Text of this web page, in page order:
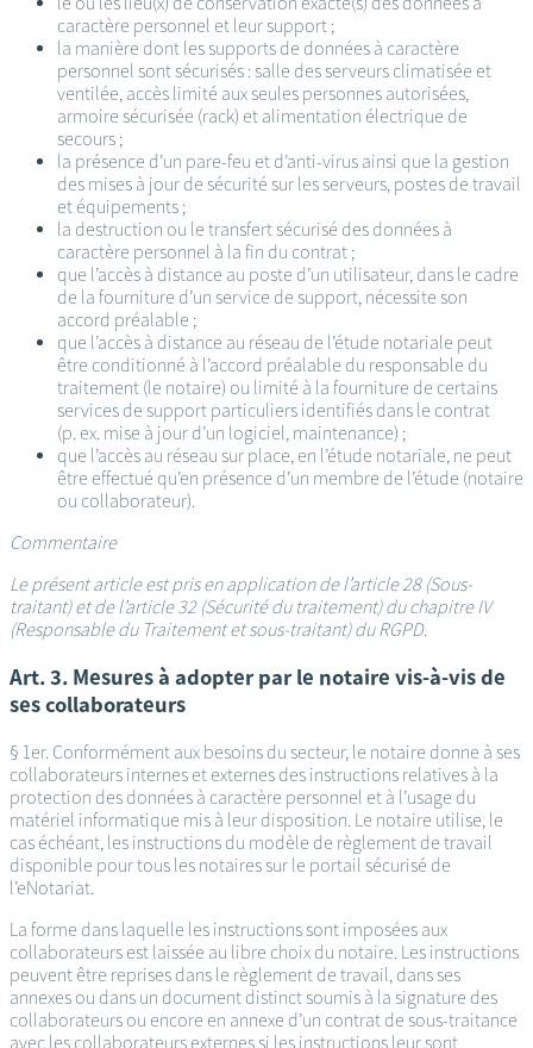
caractère personnel et leur support ;
la manière dont les supports de données à caractère
personnel sont sécurisés : salle des serveurs climatisée et
ventilée, accès limité aux seules personnes autorisées,
armoire sécurisée (rack) et alimentation électrique de
secours ;
la présence d’un pare-feu et d’anti-virus ainsi que la gestion
des mises à jour de sécurité sur les serveurs, postes de travail
et équipements ;
la destruction ou le transfert sécurisé des données à
caractère personnel à la fin du contrat ;
que l’accès à distance au poste d’un utilisateur, dans le cadre
de la fourniture d’un service de support, nécessite son
accord préalable ;
que l’accès à distance au réseau de l’étude notariale peut
être conditionné à l’accord préalable du responsable du
traitement (le notaire) ou limité à la fourniture de certains
services de support particuliers identifiés dans le contrat
(p. ex. mise à jour d’un logiciel, maintenance) ;
que l’accès au réseau sur place, en l’étude notariale, ne peut
être effectué qu’en présence d’un membre de l’étude (notaire
ou collaborateur).
Commentaire
Le présent article est pris en application de l’article 28 (Sous-
traitant) et de l’article 32 (Sécurité du traitement) du chapitre IV
(Responsable du Traitement et sous-traitant) du RGPD.
Art. 3. Mesures à adopter par le notaire vis-à-vis de
ses collaborateurs
§ 1er. Conformément aux besoins du secteur, le notaire donne à ses
collaborateurs internes et externes des instructions relatives à la
protection des données à caractère personnel et à l’usage du
matériel informatique mis à leur disposition. Le notaire utilise, le
cas échéant, les instructions du modèle de règlement de travail
disponible pour tous les notaires sur le portail sécurisé de
l’eNotariat.
La forme dans laquelle les instructions sont imposées aux
collaborateurs est laissée au libre choix du notaire. Les instructions
peuvent être reprises dans le règlement de travail, dans ses
annexes ou dans un document distinct soumis à la signature des
collaborateurs ou encore en annexe d’un contrat de sous-traitance
avec les collaborateurs externes si les instructions leur sont